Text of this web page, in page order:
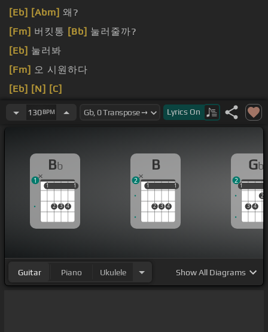
[Eb] [Abm] 왜?
[Fm] 버킷통 [Bb] 눌러줄까?
[Eb] 눌러봐
[Fm] 오 시원하다
[Eb] [N] [C]
배고프지?
130BPM Lyrics On
Bb
1
2 3 4
1
1 1
1
B
1
2 3 4
1
1 1
2
Gb
1
3 4
2
1
2
Guitar Piano Ukulele ShowAll Diagrams